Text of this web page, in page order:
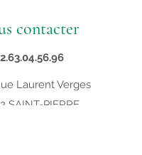
contacter
Laurent Verges
SAINT-PIERRE